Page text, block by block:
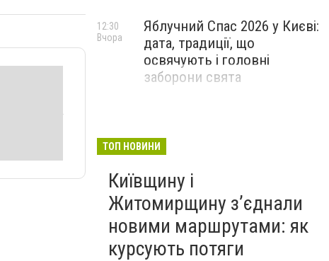
Яблучний Спас 2026 у Києві:
дата, традиції, що
освячують і головні
заборони свята
12:30
Вчора
ТОП НОВИНИ
Київщину і
Житомирщину з’єднали
новими маршрутами: як
курсують потяги